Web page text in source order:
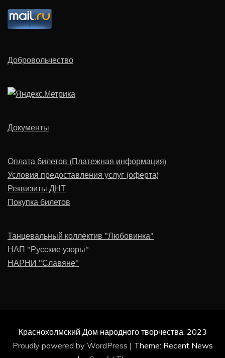
Добровольчество
Документы
Оплата билетов (Платежная информация)
Условия предоставления услуг (оферта)
Реквизиты ДНТ
Покупка билетов
Танцевальный коллектив "Любовинка"
НАП "Русские узоры"
НАРНИ "Славяне"
Краснохолмский Дом народного творчества. 2023
Proudly powered by WordPress | Theme: Recent News